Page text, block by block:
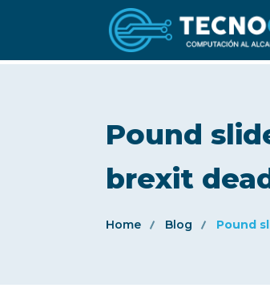
Pound
brexit
Home Blog Pound